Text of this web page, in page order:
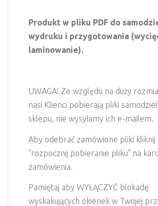
Produkt w pliku PDF do
wydruku i przygotowania
laminowanie).
UWAGA! Ze względu na duży
nasi Klienci pobierają pliki
sklepu, nie wysyłamy ich e-mailem.
Aby odebrać zamówione pliki kliknij
"rozpocznij pobieranie pliku" na
zamówienia.
Pamiętaj aby WYŁĄCZYĆ blokadę
wyskakujących okienek w Twojej